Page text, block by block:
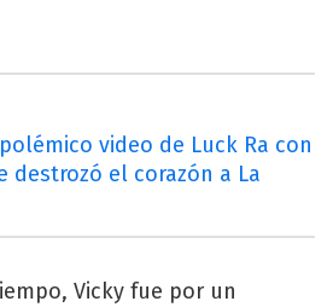
video de Luck Ra con
destrozó el corazón a La
Vicky fue por un